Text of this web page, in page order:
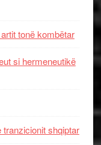
tonë kombëtar
si hermeneutikë
tranzicionit shqiptar